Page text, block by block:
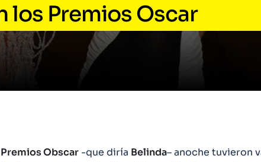
los Premios Oscar
Premios Obscar -que diría Belinda– anoche tuvieron